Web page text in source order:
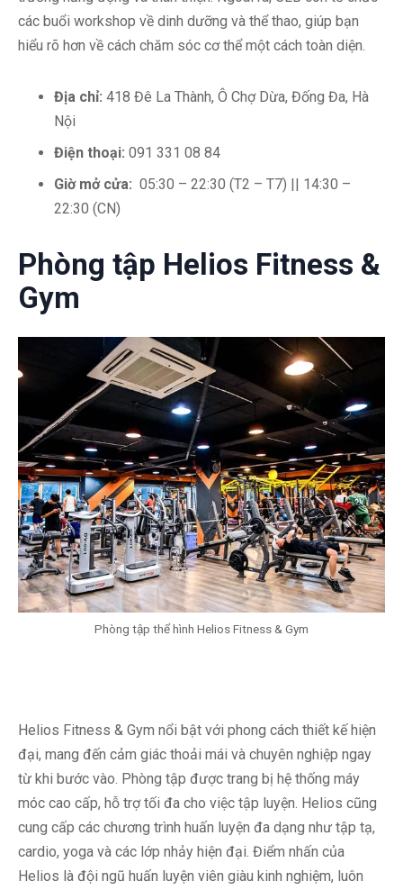
các buổi workshop về dinh dưỡng và thể thao, giúp bạn
hiểu rõ hơn về cách chăm sóc cơ thể một cách toàn diện.
Địa chỉ: 418 Đê La Thành, Ô Chợ Dừa, Đống Đa, Hà
Nội
Điện thoại: 091 331 08 84
Giờ mở cửa: 05:30 – 22:30 (T2 – T7) || 14:30 –
22:30 (CN)
Phòng tập Helios Fitness &
Gym
Phòng tập thể hình Helios Fitness & Gym
Helios Fitness & Gym nổi bật với phong cách thiết kế hiện
đại, mang đến cảm giác thoải mái và chuyên nghiệp ngay
từ khi bước vào. Phòng tập được trang bị hệ thống máy
móc cao cấp, hỗ trợ tối đa cho việc tập luyện. Helios cũng
cung cấp các chương trình huấn luyện đa dạng như tập tạ,
cardio, yoga và các lớp nhảy hiện đại. Điểm nhấn của
Helios là đội ngũ huấn luyện viên giàu kinh nghiệm, luôn